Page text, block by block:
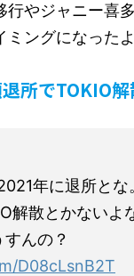
行やジャニー喜
ングになったよ
所でTOKIO解
年に退所とな
解散とかないよ
んの？
D08cLsnB2T